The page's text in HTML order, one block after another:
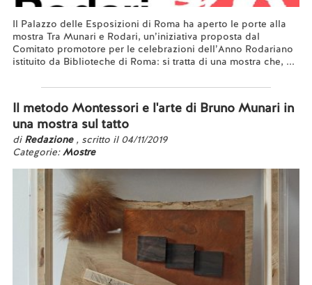
Il Palazzo delle Esposizioni di Roma ha aperto le porte alla
mostra Tra Munari e Rodari, un’iniziativa proposta dal
Comitato promotore per le celebrazioni dell’Anno Rodariano
istituito da Biblioteche di Roma: si tratta di una mostra che, ...
Il metodo Montessori e l'arte di Bruno Munari in
una mostra sul tatto
di Redazione , scritto il 04/11/2019
Categorie:Mostre